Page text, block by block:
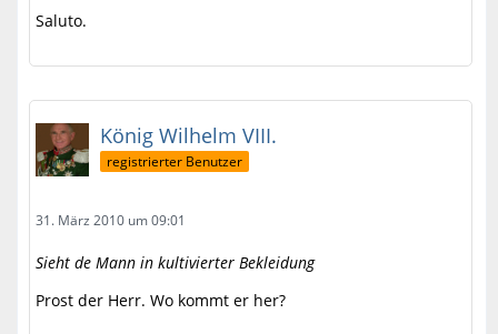
Saluto.
König Wilhelm VIII.
registrierter Benutzer
31. März 2010 um 09:01
Sieht de Mann in kultivierter Bekleidung
Prost der Herr. Wo kommt er her?